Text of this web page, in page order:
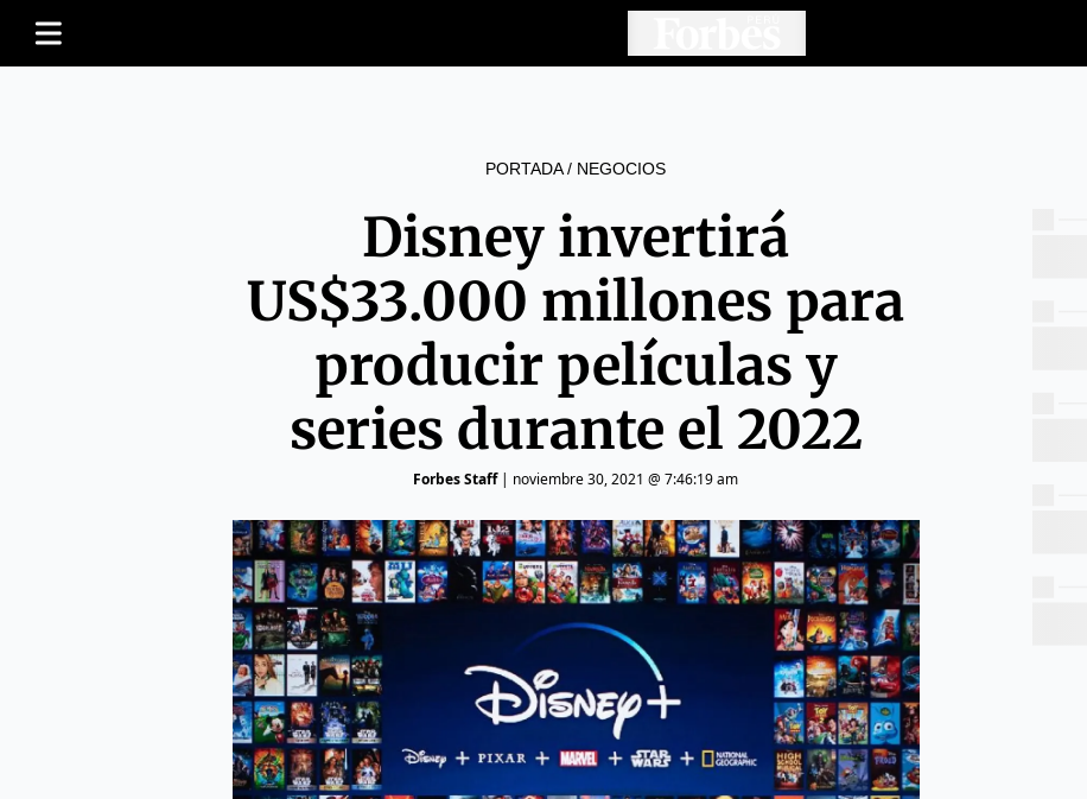
PORTADA/ NEGOCIOS
Disney invertirá
US$33.000 millones para
producir películas y
series durante el 2022
Forbes Staff| noviembre 30, 2021 @ 7:46:19 am